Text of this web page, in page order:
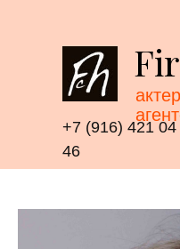
+7 (916) 421 04
46